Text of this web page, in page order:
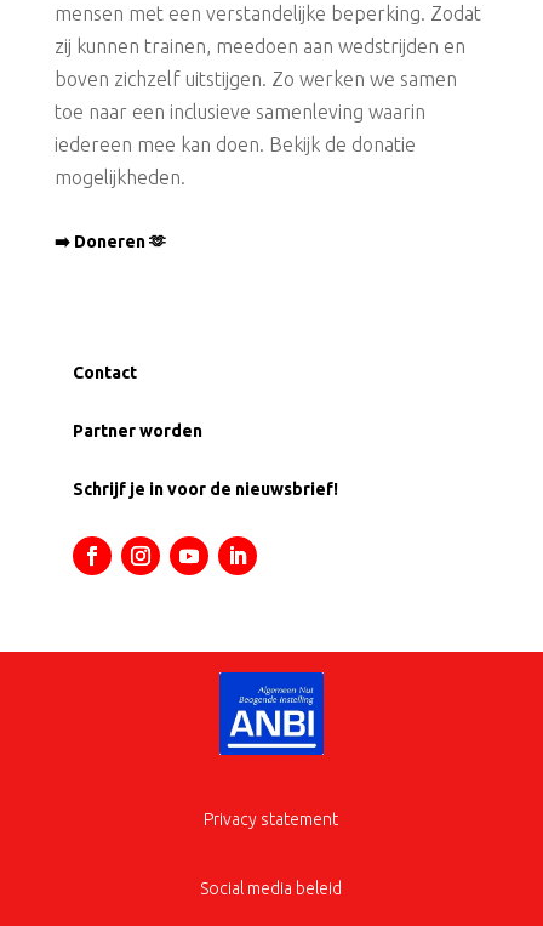
mensen met een verstandelijke beperking. Zodat
zij kunnen trainen, meedoen aan wedstrijden en
boven zichzelf uitstijgen. Zo werken we samen
toe naar een inclusieve samenleving waarin
iedereen mee kan doen. Bekijk de donatie
mogelijkheden.
➡️ Doneren 🫶
Contact
Partner worden
Schrijf je in voor de nieuwsbrief!
Privacy statement
Social media beleid